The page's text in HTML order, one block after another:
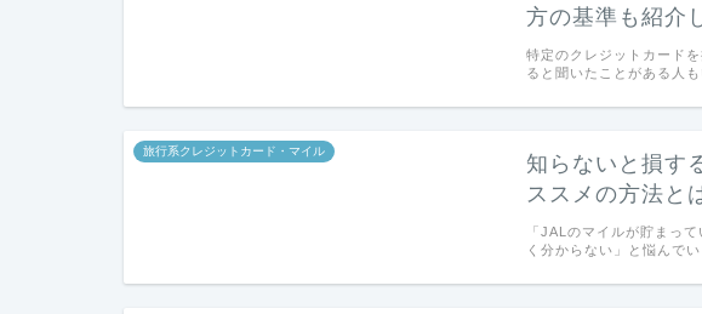
方の基準も紹介
特定のクレジットカード
ると聞いたことがある人
旅行系クレジットカード・マイル
知らないと損す
ススメの方法と
「JALのマイルが貯まっ
く分からない」と悩んで